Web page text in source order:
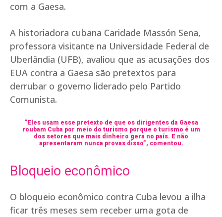
com a Gaesa.
A historiadora cubana Caridade Massón Sena,
professora visitante na Universidade Federal de
Uberlândia (UFB), avaliou que as acusações dos
EUA contra a Gaesa são pretextos para
derrubar o governo liderado pelo Partido
Comunista.
“Eles usam esse pretexto de que os dirigentes da Gaesa
roubam Cuba por meio do turismo porque o turismo é um
dos setores que mais dinheiro gera no país. E não
apresentaram nunca provas disso”, comentou.
Bloqueio econômico
O bloqueio econômico contra Cuba levou a ilha
ficar três meses sem receber uma gota de